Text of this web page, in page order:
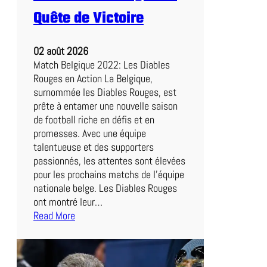
U
n
u
e
P
a
l
p
i
t
a
n
t
e
e
Quête de Victoire
02 août 2026
Match Belgique 2022: Les Diables
Rouges en Action La Belgique,
surnommée les Diables Rouges, est
prête à entamer une nouvelle saison
de football riche en défis et en
promesses. Avec une équipe
talentueuse et des supporters
passionnés, les attentes sont élevées
pour les prochains matchs de l’équipe
nationale belge. Les Diables Rouges
ont montré leur…
Read More
M
a